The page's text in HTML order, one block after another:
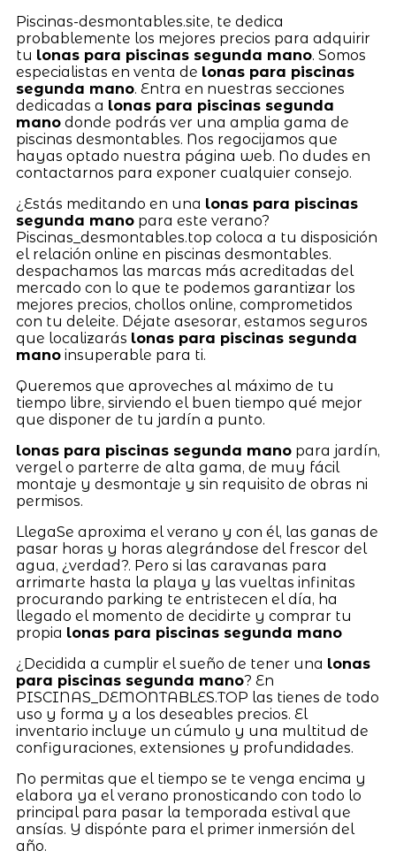
Piscinas-desmontables.site, te dedica
probablemente los mejores precios para adquirir
tu lonas para piscinas segunda mano. Somos
especialistas en venta de lonas para piscinas
segunda mano. Entra en nuestras secciones
dedicadas a lonas para piscinas segunda
manodonde podrás ver una amplia gama de
piscinas desmontables. Nos regocijamos que
hayas optado nuestra página web. No dudes en
contactarnos para exponer cualquier consejo.
¿Estás meditando en una lonas para piscinas
segunda manopara este verano?
Piscinas_desmontables.top coloca a tu disposición
el relación online en piscinas desmontables.
despachamos las marcas más acreditadas del
mercado con lo que te podemos garantizar los
mejores precios, chollos online, comprometidos
con tu deleite. Déjate asesorar, estamos seguros
que localizarás lonas para piscinas segunda
manoinsuperable para ti.
Queremos que aproveches al máximo de tu
tiempo libre, sirviendo el buen tiempo qué mejor
que disponer de tu jardín a punto.
lonas para piscinas segunda manopara jardín,
vergel o parterre de alta gama, de muy fácil
montaje y desmontaje y sin requisito de obras ni
permisos.
LlegaSe aproxima el verano y con él, las ganas de
pasar horas y horas alegrándose del frescor del
agua, ¿verdad?. Pero si las caravanas para
arrimarte hasta la playa y las vueltas infinitas
procurando parking te entristecen el día, ha
llegado el momento de decidirte y comprar tu
propia lonas para piscinas segunda mano
¿Decidida a cumplir el sueño de tener una lonas
para piscinas segunda mano? En
PISCINAS_DEMONTABLES.TOP las tienes de todo
uso y forma y a los deseables precios. El
inventario incluye un cúmulo y una multitud de
configuraciones, extensiones y profundidades.
No permitas que el tiempo se te venga encima y
elabora ya el verano pronosticando con todo lo
principal para pasar la temporada estival que
ansías. Y dispónte para el primer inmersión del
año.